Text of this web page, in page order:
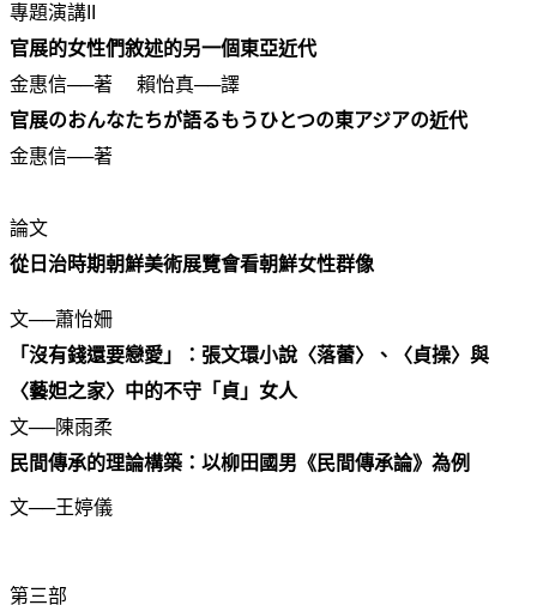
專題演講II
官展的女性們敘述的另一個東亞近代
金惠信──著 賴怡真──譯
官展のおんなたちが語るもうひとつの東アジアの近代
金惠信──著
論文
從日治時期朝鮮美術展覽會看朝鮮女性群像
文──蕭怡姍
「沒有錢還要戀愛」：張文環小說〈落蕾〉、〈貞操〉與
〈藝妲之家〉中的不守「貞」女人
文──陳雨柔
民間傳承的理論構築：以柳田國男《民間傳承論》為例
文──王婷儀
第三部